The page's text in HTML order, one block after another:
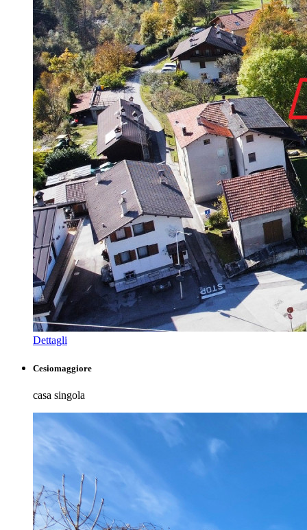
Dettagli
Cesiomaggiore
casa singola